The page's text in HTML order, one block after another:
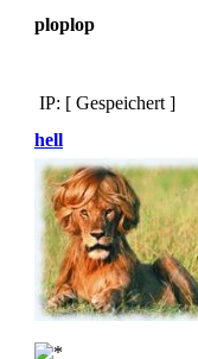
ploplop
IP: [ Gespeichert ]
hell